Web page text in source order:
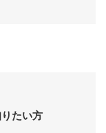
たい方